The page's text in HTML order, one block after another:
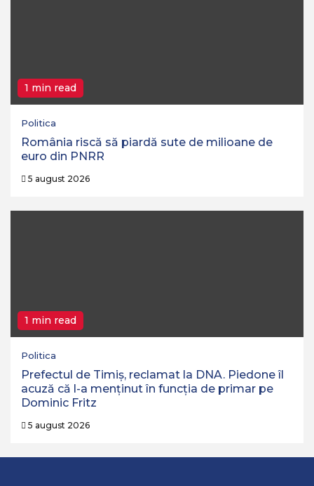
1 min read
Politica
România riscă să piardă sute de milioane de
euro din PNRR
5 august 2026
1 min read
Politica
Prefectul de Timiș, reclamat la DNA. Piedone îl
acuză că l-a menținut în funcția de primar pe
Dominic Fritz
5 august 2026